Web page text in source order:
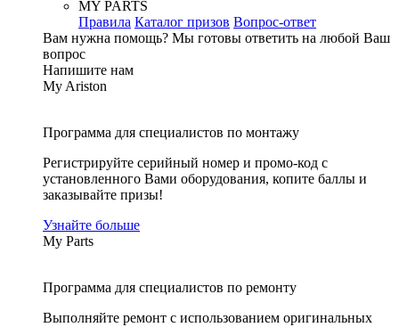
MY PARTS
Правила Каталог призов Вопрос-ответ
Вам нужна помощь? Мы готовы ответить на любой Ваш
вопрос
Напишите нам
My Ariston
Программа для специалистов по монтажу
Регистрируйте серийный номер и промо-код с
установленного Вами оборудования, копите баллы и
заказывайте призы!
Узнайте больше
My Parts
Программа для специалистов по ремонту
Выполняйте ремонт с использованием оригинальных